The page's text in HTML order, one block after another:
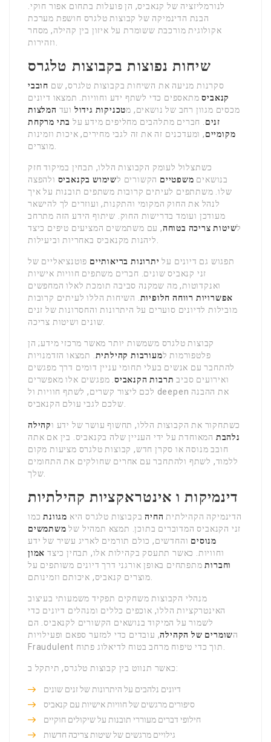
לנורמליזציה של קנאביס, הן פועלות בתחום אפור חוקי.
הבנת הדינמיקה של קבוצות טלגרס חושפת מערכת
אקולוגית מורכבת ששומרת על איזון בין קהילה, מסחר
שיחות נפוצות בקבוצות טלגרס
סקרנות מניעה את השיחות בקבוצות טלגרס, שם חובבי
קנאביסמתאספים כדי לשתף ידע וחוויות. תמצאו דיונים
מכסים מגוון רחב של נושאים, מטכניקות גידול ועד המלצות
זנים . חברים מתלהבים מחליפים מידע על בתי מרקחת
מקומיים, ומעדכנים זה את זה לגבי מחירים, איכות וזמינות
כשתצלול לעומק הקבוצות הללו, תבחין במיקוד חזק
בנושאים משפטיים הקשורים לשימוש בקנאביס ולהפצה
שלו. משתתפים לעיתים קרובות משתפים תובנות על איך
לנהל את החוק המקומי והתקנות, ועוזרים לך להישאר
מעודכן ועומד בדרישות החוק. שיתוף הידע הזה מתרחב
לשיטות צריכה בטוחה, עם משתמשים המציעים טיפים כיצד
תפגוש גם דיונים על יתרונות בריאותיים פוטנציאליים של
זני קנאביס שונים. חברים משתפים חוויות אישיות
ואנקדוטות, מה שמקנה סביבה תומכת לאלו המחפשים
אפשרויות רווחה חלופיות . השיחות הללו לעיתים קרובות
מובילות לדיונים סוערים על היתרונות והחסרונות של זנים
קבוצות טלגרס משמשות יותר מאשר מרכזי מידע; הן
פלטפורמות למעורבות קהילתית . תמצאו הזדמנויות
להתחבר עם אנשים בעלי תחומי עניין דומים דרך מפגשים
ואירועים סביב תרבות הקנאביס . מפגשים אלו מאפשרים
לכם ליצור קשרים, לשתף חוויות ול deepen את ההבנה
כשתחקור את הקבוצות הללו, תחשוף עושר של ידע וקהילה
נלהבת המאוחדת על ידי העניין שלה בקנאביס. בין אם אתה
חובב מנוסה או סקרן חדש, קבוצות טלגרס מציעות מקום
ללמוד, לשתף ולהתחבר עם אחרים שחולקים את התחומים
דינמיקות ו אינטראקציות קהילתיות
הדינמיקה הקהילתית החיהבקבוצות טלגרס היא מגוונתכמו
זני הקנאביס המדוברים בתוכן. תמצא תמהיל של משתמשים
מנוסים והחדשים, כולם תורמים לאריג עשיר של ידע
וחוויות. כאשר תתעסק בקהילות אלו, תבחין כיצד אמון
וחברותמתפתחים באופן אורגני דרך דיונים משותפים על
מנהלי הקבוצות משחקים תפקיד משמעותי בעיצוב
האינטרקציות הללו, אוכפים כללים ומנהלים דיונים כדי
לשמור על המיקוד בנושאים הקשורים לקנאביס. הם
השומרים של הקהילה, עובדים כדי למזער ספאם ופעילויות
כאשר תנווט בין קבוצות טלגרס, תיתקל ב:
דיונים נלהבים על היתרונות של זנים שונים
סיפורים מרגשים של חוויות אישיות עם קנאביס
חילופי דברים מעוררי תובנות על שיקולים חוקיים
גילויים מרגשים של שיטות צריכה חדשות